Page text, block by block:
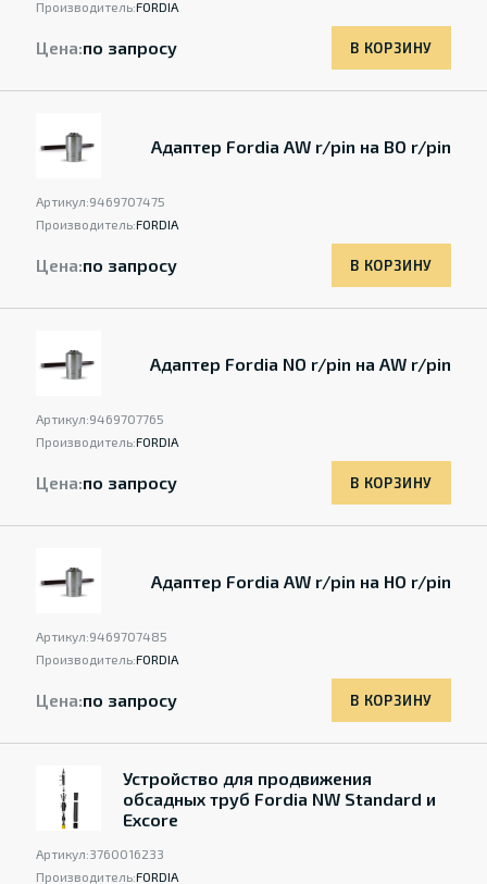
Производитель:FORDIA
Цена:по запросу В КОРЗИНУ
Адаптер Fordia AW r/pin на BO r/pin
Артикул:9469707475
Производитель:FORDIA
Цена:по запросу В КОРЗИНУ
Адаптер Fordia NO r/pin на AW r/pin
Артикул:9469707765
Производитель:FORDIA
Цена:по запросу В КОРЗИНУ
Адаптер Fordia AW r/pin на HO r/pin
Артикул:9469707485
Производитель:FORDIA
Цена:по запросу В КОРЗИНУ
Устройство для продвижения
обсадных труб Fordia NW Standard и
Excore
Артикул:3760016233
Производитель:FORDIA